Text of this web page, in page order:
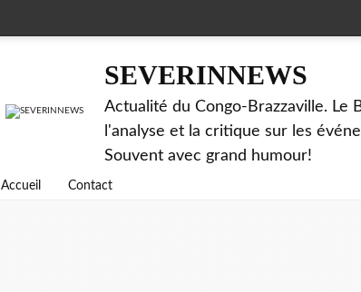
SEVERINNEWS
Actualité du Congo-Brazzaville. Le
l'analyse et la critique sur les
Souvent avec grand humour!
Accueil Contact